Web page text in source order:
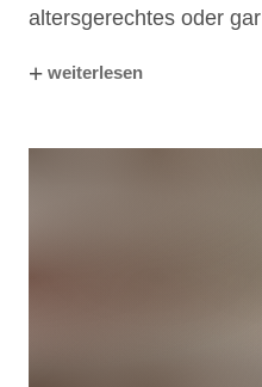
altersgerechtes oder
+ weiterlesen